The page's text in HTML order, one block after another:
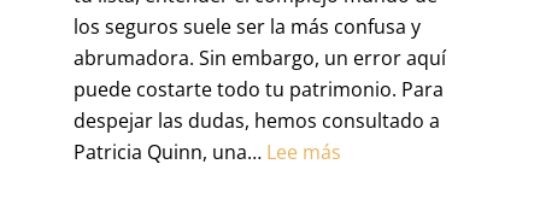
Plan
de
Negocios
es
tu
los seguros suele ser la más confusa y
abrumadora. Sin embargo, un error aquí
puede costarte todo tu patrimonio. Para
despejar las dudas, hemos consultado a
Patricia Quinn, una… Lee más: